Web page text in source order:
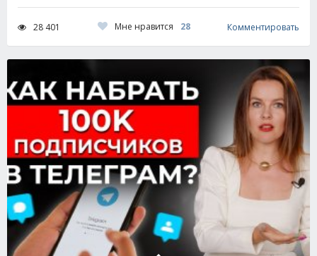
28 401 Мне нравится 28 Комментировать